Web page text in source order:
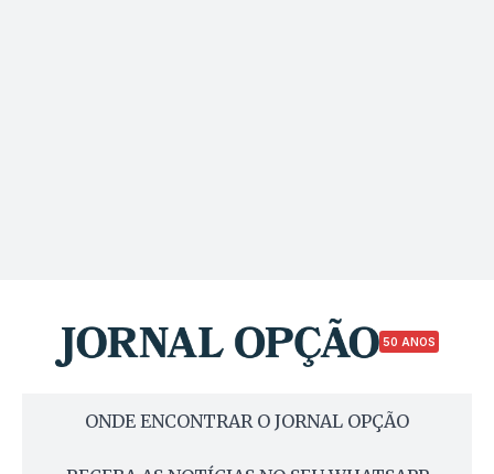
50 ANOS
ONDE ENCONTRAR O JORNAL OPÇÃO